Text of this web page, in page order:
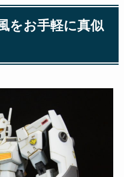
をお手軽に真似